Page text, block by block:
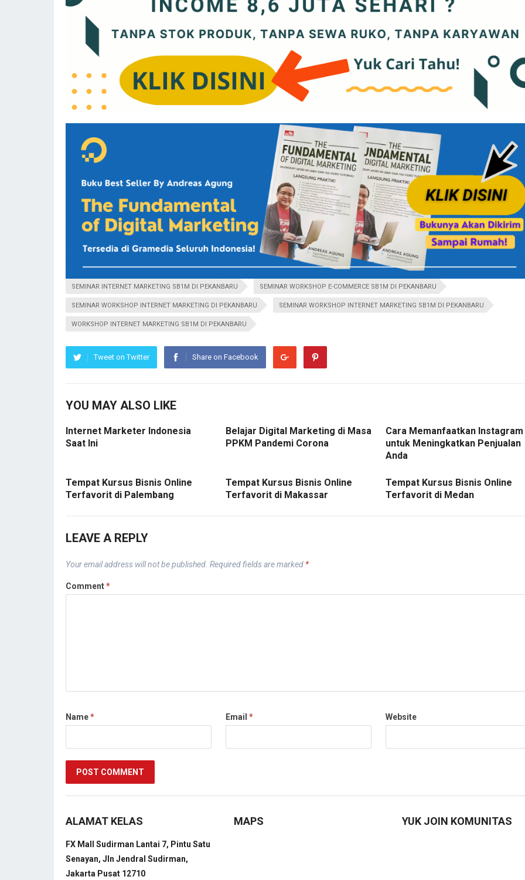
SEMINAR INTERNET MARKETING SB1M DI PEKANBARU SEMINAR WORKSHOP E-COMMERCE SB1M DI PEKANBARU
SEMINAR WORKSHOP INTERNET MARKETING DI PEKANBARU SEMINAR WORKSHOP INTERNET MARKETING SB1M DI PEKANBARU
WORKSHOP INTERNET MARKETING SB1M DI PEKANBARU
Tweet on Twitter Share on Facebook
YOU MAY ALSO LIKE
Internet Marketer Indonesia
Saat Ini
Belajar Digital Marketing di Masa
PPKM Pandemi Corona
Cara Memanfaatkan Instagram
untuk Meningkatkan Penjualan
Anda
Tempat Kursus Bisnis Online
Terfavorit di Palembang
Tempat Kursus Bisnis Online
Terfavorit di Makassar
Tempat Kursus Bisnis Online
Terfavorit di Medan
LEAVE A REPLY
Your email address will not be published. Required fields are marked *
Comment*
Name* Email * Website
ALAMAT KELAS
FX Mall Sudirman Lantai 7, Pintu Satu
Senayan, Jln Jendral Sudirman,
Jakarta Pusat 12710
MAPS YUK JOIN KOMUNITAS